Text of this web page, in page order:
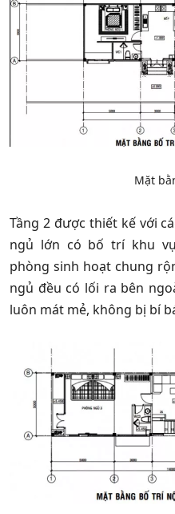
Mặt
Tầng 2 được thiết kế với
ngủ lớn có bố trí khu
phòng sinh hoạt chung
ngủ đều có lối ra bên
luôn mát mẻ, không bị bí